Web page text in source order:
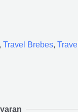
, Travel Brebes,